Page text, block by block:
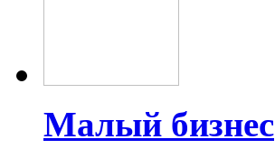
Малый бизнес